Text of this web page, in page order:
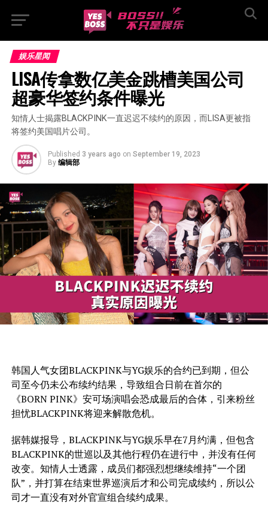
娱乐星闻
LISA传拿数亿美金跳槽美国公司
超豪华签约条件曝光
知情人士揭露BLACKPINK一直迟迟不续约的原因，而LISA更被指
将签约美国唱片公司。
Published 3 years ago on September 19, 2023
By 编辑部
韩国人气女团BLACKPINK与YG娱乐的合约已到期，但公
司至今仍未公布续约结果，导致组合日前在首尔的
《BORN PINK》安可场演唱会恐成最后的合体，引来粉丝
担忧BLACKPINK将迎来解散危机。
据韩媒报导，BLACKPINK与YG娱乐早在7月约满，但包含
BLACKPINK的世巡以及其他行程仍在进行中，并没有任何
改变。知情人士透露，成员们都强烈想继续维持“一个团
队”，并打算在结束世界巡演后才和公司完成续约，所以公
司才一直没有对外官宣组合续约成果。